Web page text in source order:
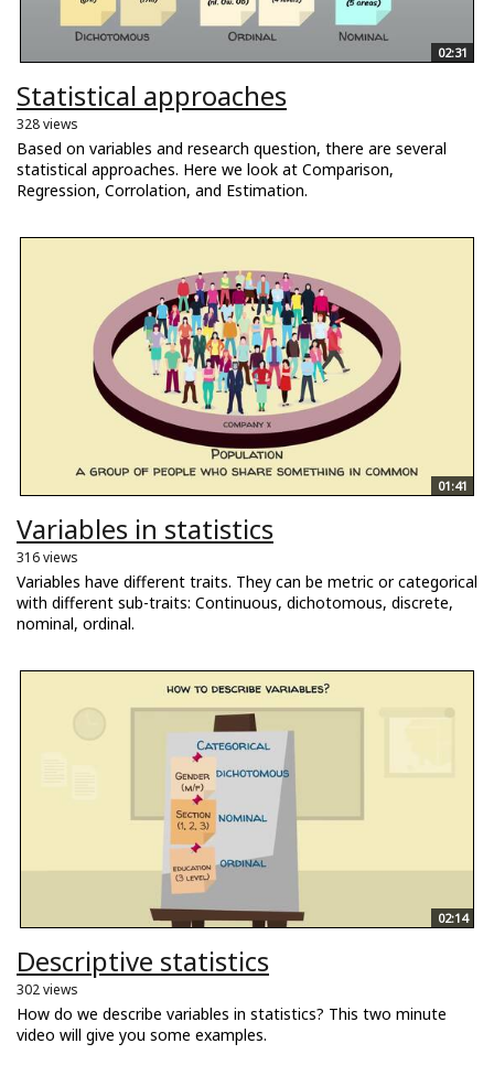
02:31
Statistical approaches
328 views
Based on variables and research question, there are several
statistical approaches. Here we look at Comparison,
Regression, Corrolation, and Estimation.
01:41
Variables in statistics
316 views
Variables have different traits. They can be metric or categorical
with different sub-traits: Continuous, dichotomous, discrete,
nominal, ordinal.
02:14
Descriptive statistics
302 views
How do we describe variables in statistics? This two minute
video will give you some examples.